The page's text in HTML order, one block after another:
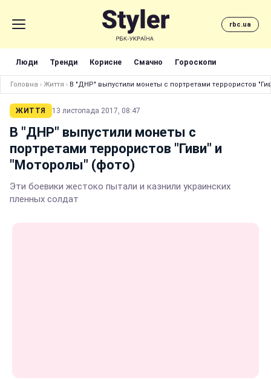
rbc.ua
Люди Тренди Корисне Смачно Гороскопи
Головна › Життя › В "ДНР" выпустили монеты с портретами террористов
ЖИТТЯ 13 листопада 2017, 08:47
В "ДНР" выпустили монеты с
портретами террористов "Гиви" и
"Моторолы" (фото)
Эти боевики жестоко пытали и казнили украинских
пленных солдат